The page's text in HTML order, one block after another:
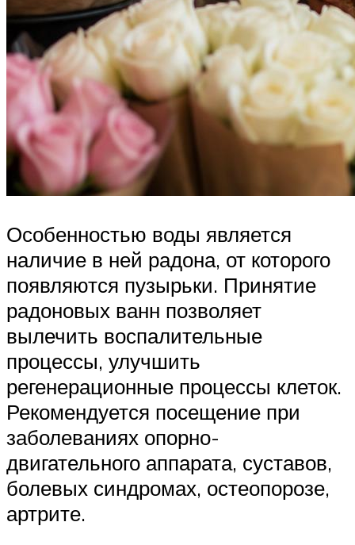
Особенностью воды является
наличие в ней радона, от которого
появляются пузырьки. Принятие
радоновых ванн позволяет
вылечить воспалительные
процессы, улучшить
регенерационные процессы клеток.
Рекомендуется посещение при
заболеваниях опорно-
двигательного аппарата, суставов,
болевых синдромах, остеопорозе,
артрите.